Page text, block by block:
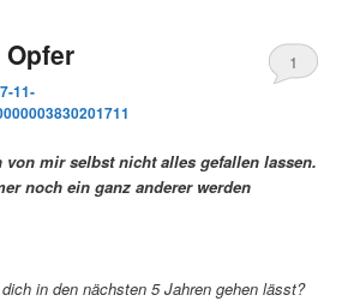
11-
1
mir selbst nicht alles gefallen lassen.
noch ein ganz anderer werden
in den nächsten 5 Jahren gehen lässt?